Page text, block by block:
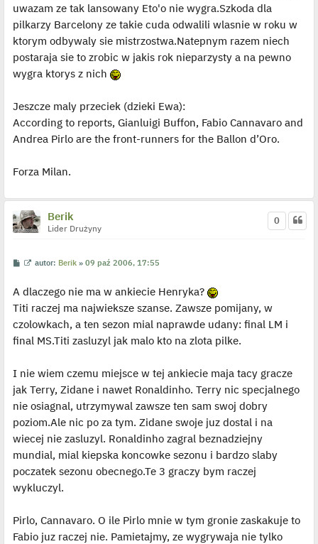
z
y
p
o
s
t
uwazam ze tak lansowany Eto'o nie wygra.Szkoda dla
pilkarzy Barcelony ze takie cuda odwalili wlasnie w roku w
ktorym odbywaly sie mistrzostwa.Natepnym razem niech
postaraja sie to zrobic w jakis rok nieparzysty a na pewno
wygra ktorys z nich
Jeszcze maly przeciek (dzieki Ewa):
According to reports, Gianluigi Buffon, Fabio Cannavaro and
Andrea Pirlo are the front-runners for the Ballon d’Oro.
Forza Milan.
Berik
Lider Drużyny
0
P
t
W
w
e
l
p
o
d
n
z
y
p
o
t
autor: Berik »09 paź 2006, 17:55
A dlaczego nie ma w ankiecie Henryka?
Titi raczej ma najwieksze szanse. Zawsze pomijany, w
czolowkach, a ten sezon mial naprawde udany: final LM i
final MS.Titi zasluzyl jak malo kto na zlota pilke.
I nie wiem czemu miejsce w tej ankiecie maja tacy gracze
jak Terry, Zidane i nawet Ronaldinho. Terry nic specjalnego
nie osiagnal, utrzymywal zawsze ten sam swoj dobry
poziom.Ale nic po za tym. Zidane swoje juz dostal i na
wiecej nie zasluzyl. Ronaldinho zagral beznadziejny
mundial, mial kiepska koncowke sezonu i bardzo slaby
poczatek sezonu obecnego.Te 3 graczy bym raczej
wykluczyl.
Pirlo, Cannavaro. O ile Pirlo mnie w tym gronie zaskakuje to
Fabio juz raczej nie. Pamietajmy, ze wygrywaja nie tylko